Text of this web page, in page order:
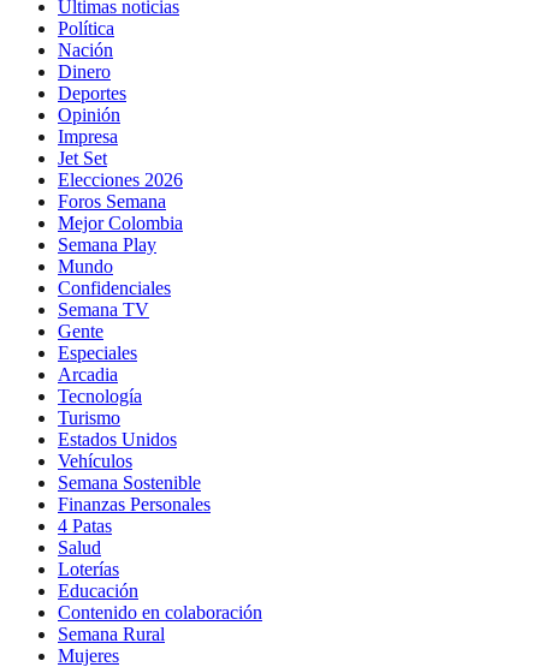
Últimas noticias
Política
Nación
Dinero
Deportes
Opinión
Impresa
Jet Set
Elecciones 2026
Foros Semana
Mejor Colombia
Semana Play
Mundo
Confidenciales
Semana TV
Gente
Especiales
Arcadia
Tecnología
Turismo
Estados Unidos
Vehículos
Semana Sostenible
Finanzas Personales
4 Patas
Salud
Loterías
Educación
Contenido en colaboración
Semana Rural
Mujeres